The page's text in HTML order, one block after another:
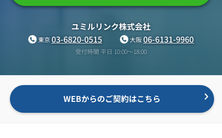
ユミルリンク株式会社
東京03-6820-0515 大阪06-6131-9960
受付時間 平日 10:00〜18:00
WEBからのご契約はこちら